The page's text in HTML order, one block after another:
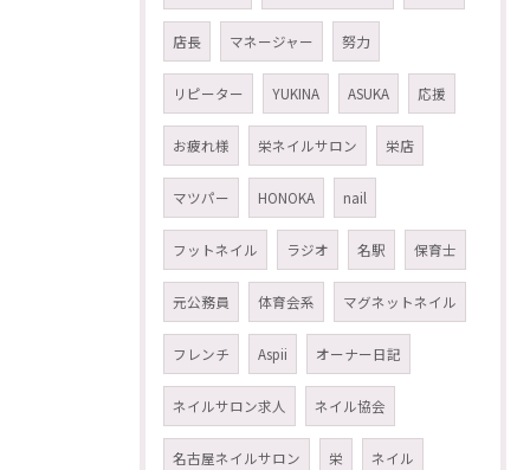
店長 マネージャー 努力
リピーター YUKINA ASUKA 応援
お疲れ様 栄ネイルサロン 栄店
マツパー HONOKA nail
フットネイル ラジオ 名駅 保育士
元公務員 体育会系 マグネットネイル
フレンチ Aspii オーナー日記
ネイルサロン求人 ネイル協会
名古屋ネイルサロン 栄 ネイル